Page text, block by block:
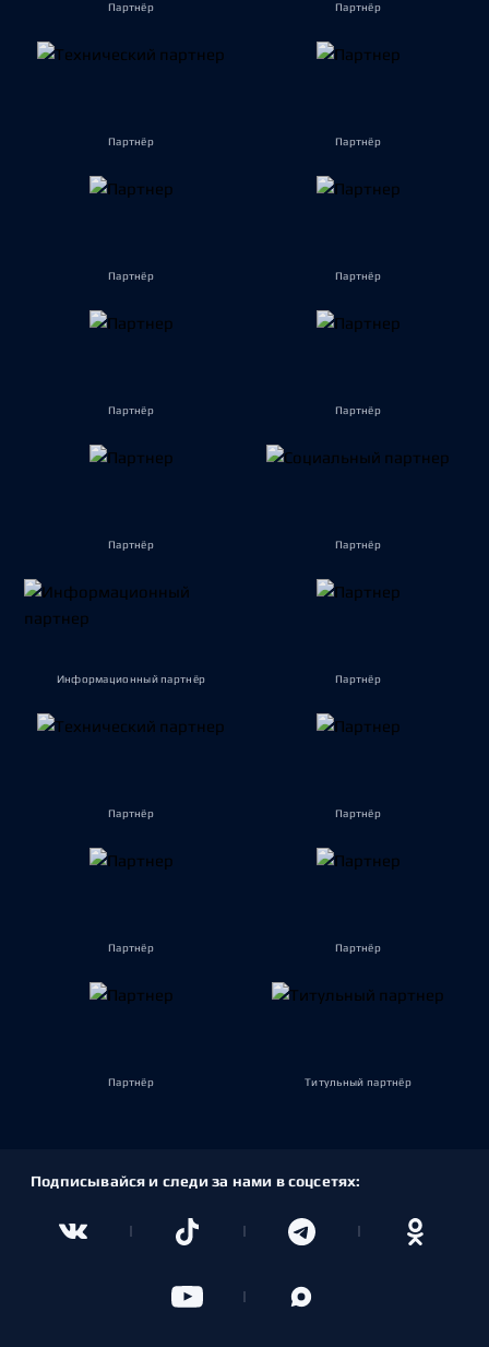
Партнёр Партнёр
Партнёр Партнёр
Партнёр Партнёр
Партнёр Партнёр
Партнёр Партнёр
Информационный партнёр Партнёр
Партнёр Партнёр
Партнёр Партнёр
Партнёр Титульный партнёр
Подписывайся и следи за нами в соцсетях: